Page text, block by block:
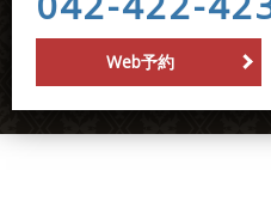
Web予約